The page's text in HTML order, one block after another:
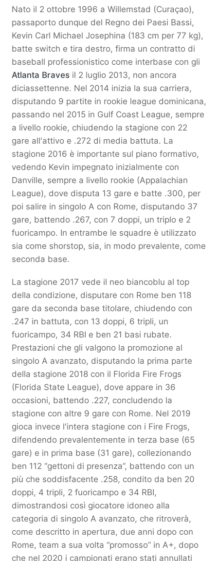
Nato il 2 ottobre 1996 a Willemstad (Curaçao),
passaporto dunque del Regno dei Paesi Bassi,
Kevin Carl Michael Josephina (183 cm per 77 kg),
batte switch e tira destro, firma un contratto di
baseball professionistico come interbase con gli
Atlanta Braves il 2 luglio 2013, non ancora
diciassettenne. Nel 2014 inizia la sua carriera,
disputando 9 partite in rookie league dominicana,
passando nel 2015 in Gulf Coast League, sempre
a livello rookie, chiudendo la stagione con 22
gare all'attivo e .272 di media battuta. La
stagione 2016 è importante sul piano formativo,
vedendo Kevin impegnato inizialmente con
Danville, sempre a livello rookie (Appalachian
League), dove disputa 13 gare e batte .300, per
poi salire in singolo A con Rome, disputando 37
gare, battendo .267, con 7 doppi, un triplo e 2
fuoricampo. In entrambe le squadre è utilizzato
sia come shorstop, sia, in modo prevalente, come
seconda base.
La stagione 2017 vede il neo biancoblu al top
della condizione, disputare con Rome ben 118
gare da seconda base titolare, chiudendo con
.247 in battuta, con 13 doppi, 6 tripli, un
fuoricampo, 34 RBI e ben 21 basi rubate.
Prestazioni che gli valgono la promozione al
singolo A avanzato, disputando la prima parte
della stagione 2018 con il Florida Fire Frogs
(Florida State League), dove appare in 36
occasioni, battendo .227, concludendo la
stagione con altre 9 gare con Rome. Nel 2019
gioca invece l'intera stagione con i Fire Frogs,
difendendo prevalentemente in terza base (65
gare) e in prima base (31 gare), collezionando
ben 112 “gettoni di presenza”, battendo con un
più che soddisfacente .258, condito da ben 20
doppi, 4 tripli, 2 fuoricampo e 34 RBI,
dimostrandosi così giocatore idoneo alla
categoria di singolo A avanzato, che ritroverà,
come descritto in apertura, due anni dopo con
Rome, team a sua volta “promosso” in A+, dopo
che nel 2020 i campionati erano stati annullati